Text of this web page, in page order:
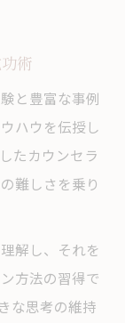
術
と豊富な事例
ハウを伝授し
たカウンセラ
難しさを乗り
解し、それを
方法の習得で
な思考の維持